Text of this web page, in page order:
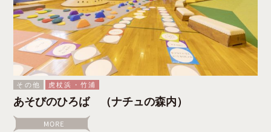
その他 虎杖浜・竹浦
あそびのひろば （ナチュの森内）